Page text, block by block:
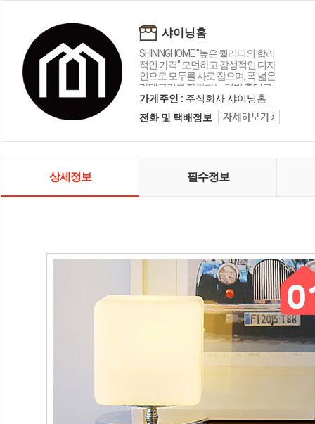
샤이닝홈
SHININGHOME "높은 퀄리티외 합리
적인 가격" 모던하고 감성적인 디자
인으로 모두를 사로 잡으며, 폭 넓은
카테고리를 자랑하는 리빙 홈데코
인테리어 샤이닝홈입니다.
가게주인 : 주식회사 샤이닝홈
전화 및 택배정보
상세정보 필수정보